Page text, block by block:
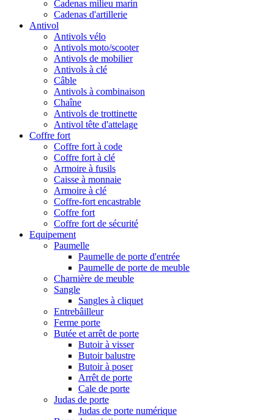
Cadenas milieu marin
Cadenas d'artillerie
Antivol
Antivols vélo
Antivols moto/scooter
Antivols de mobilier
Antivols à clé
Câble
Antivols à combinaison
Chaîne
Antivols de trottinette
Antivol tête d'attelage
Coffre fort
Coffre fort à code
Coffre fort à clé
Armoire à fusils
Caisse à monnaie
Armoire à clé
Coffre-fort encastrable
Coffre fort
Coffre fort de sécurité
Equipement
Paumelle
Paumelle de porte d'entrée
Paumelle de porte de meuble
Charnière de meuble
Sangle
Sangles à cliquet
Entrebâilleur
Ferme porte
Butée et arrêt de porte
Butoir à visser
Butoir balustre
Butoir à poser
Arrêt de porte
Cale de porte
Judas de porte
Judas de porte numérique